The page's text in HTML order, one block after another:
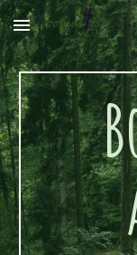
Skip to main